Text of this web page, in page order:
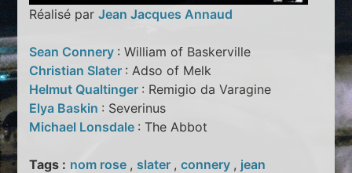
Réalisé parJean Jacques Annaud
Sean Connery : William of Baskerville
Christian Slater : Adso of Melk
Helmut Qualtinger : Remigio da Varagine
Elya Baskin : Severinus
Michael Lonsdale : The Abbot
Tags : nom rose , slater ,connery , jean